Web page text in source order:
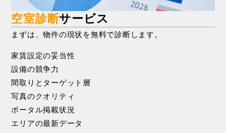
空室診断サービス
まずは、物件の現状を無料で診断します。
家賃設定の妥当性
設備の競争力
間取 り と タ ーゲッ ト 層
写真のクオ リ テ ィ
ポー タ ル掲載状況
エ リ アの最新データ